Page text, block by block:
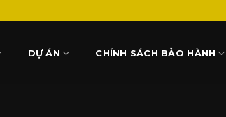
DỰ ÁN CHÍNH SÁCH BẢO HÀNH